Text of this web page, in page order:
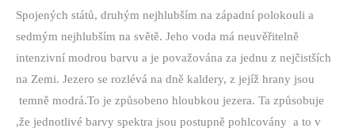
Spojených států, druhým nejhlubším na západní polokouli a
sedmým nejhlubším na světě. Jeho voda má neuvěřitelně
intenzivní modrou barvu a je považována za jednu z nejčistších
na Zemi. Jezero se rozlévá na dně kaldery, z jejíž hrany jsou
temně modrá.To je způsobeno hloubkou jezera. Ta způsobuje
,že jednotlivé barvy spektra jsou postupně pohlcovány a to v